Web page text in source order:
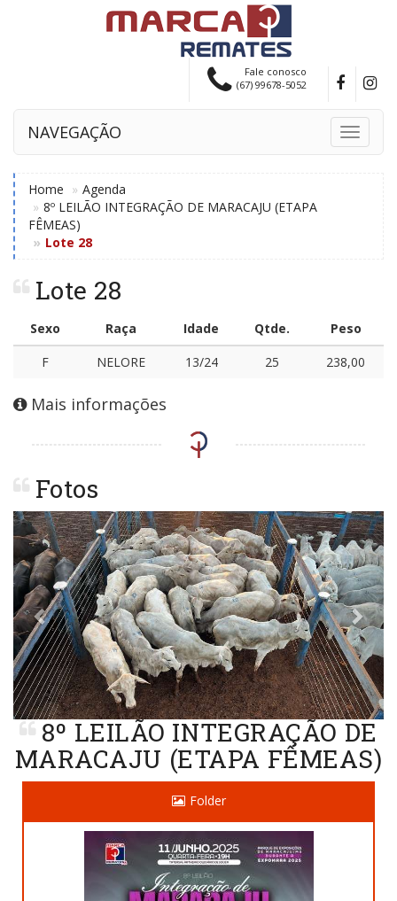
Fale conosco
(67) 99678-5052
Toggle
NAVEGAÇÃO
Home
Agenda
8º LEILÃO INTEGRAÇÃO DE MARACAJU (ETAPA
FÊMEAS)
Lote 28
Lote 28
Sexo Raça Idade Qtde.
Peso
F
NELORE 13/24 25 238,00
Mais informações
Fotos
Previous Next
8º LEILÃO INTEGRAÇÃO DE
MARACAJU (ETAPA FÊMEAS)
Folder